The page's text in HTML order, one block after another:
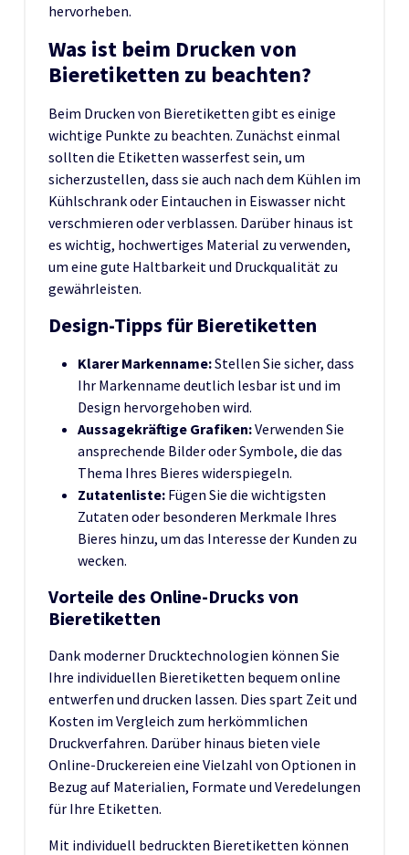
hervorheben.
Was ist beim Drucken von
Bieretiketten zu beachten?
Beim Drucken von Bieretiketten gibt es einige
wichtige Punkte zu beachten. Zunächst einmal
sollten die Etiketten wasserfest sein, um
sicherzustellen, dass sie auch nach dem Kühlen im
Kühlschrank oder Eintauchen in Eiswasser nicht
verschmieren oder verblassen. Darüber hinaus ist
es wichtig, hochwertiges Material zu verwenden,
um eine gute Haltbarkeit und Druckqualität zu
gewährleisten.
Design-Tipps für Bieretiketten
Klarer Markenname:Stellen Sie sicher, dass
Ihr Markenname deutlich lesbar ist und im
Design hervorgehoben wird.
Aussagekräftige Grafiken:Verwenden Sie
ansprechende Bilder oder Symbole, die das
Thema Ihres Bieres widerspiegeln.
Zutatenliste: Fügen Sie die wichtigsten
Zutaten oder besonderen Merkmale Ihres
Bieres hinzu, um das Interesse der Kunden zu
wecken.
Vorteile des Online-Drucks von
Bieretiketten
Dank moderner Drucktechnologien können Sie
Ihre individuellen Bieretiketten bequem online
entwerfen und drucken lassen. Dies spart Zeit und
Kosten im Vergleich zum herkömmlichen
Druckverfahren. Darüber hinaus bieten viele
Online-Druckereien eine Vielzahl von Optionen in
Bezug auf Materialien, Formate und Veredelungen
für Ihre Etiketten.
Mit individuell bedruckten Bieretiketten können